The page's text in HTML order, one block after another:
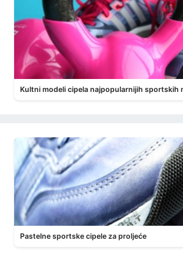
Kultni modeli cipela najpopularnijih sportskih
Pastelne sportske cipele za proljeće